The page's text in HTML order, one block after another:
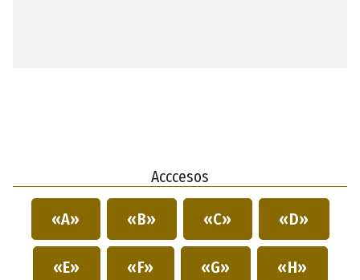
Acccesos
«A» «B» «C» «D»
«E» «F» «G» «H»